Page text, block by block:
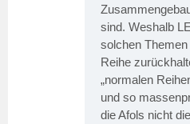
sind. Weshalb
solchen
Reihe
„normalen
und so
die Afols nicht